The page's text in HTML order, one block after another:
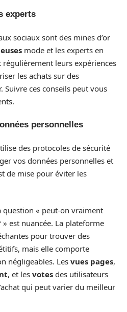
experts
sociaux sont des mines d’or
mode et les experts en
régulièrement leurs expériences
les achats sur des
ces conseils peut vous
personnelles
des protocoles de sécurité
vos données personnelles et
de mise pour éviter les
question « peut-on vraiment
est nuancée. La plateforme
pour trouver des
mais elle comporte
négligeables. Les vues pages,
, et les votes des utilisateurs
qui peut varier du meilleur